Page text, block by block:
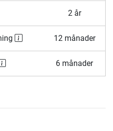
2 år
12 månader
6 månader